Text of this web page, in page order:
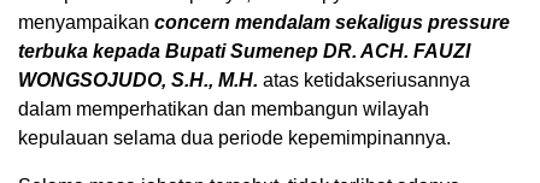
menyampaikan concern mendalam sekaligus pressure
terbuka kepada Bupati Sumenep DR. ACH. FAUZI
WONGSOJUDO, S.H., M.H. atas ketidakseriusannya
dalam memperhatikan dan membangun wilayah
kepulauan selama dua periode kepemimpinannya.